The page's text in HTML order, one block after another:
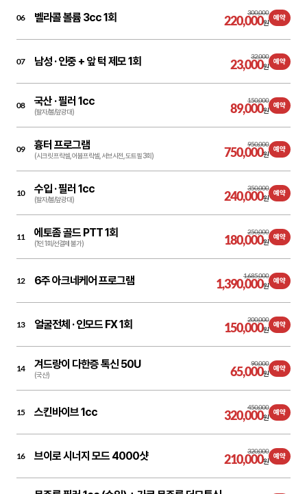
06 벨라콜 볼륨 3cc 1회 300,000
220,000원
예약
07 남성 ·인중 + 앞 턱 제모 1회 32,000
23,000원
예약
08 국산 ·필러 1cc
(팔자/볼/앞광대)
150,000
89,000원
예약
09 흉터 프로그램
(시크릿 프락셀, 어븀프락셀, 서브시전, 도트필 3회)
950,000
750,000원
예약
10 수입 ·필러 1cc
(팔자/볼/앞광대)
350,000
240,000원
예약
11 에토좀 골드 PTT 1회
(1인 1회/선결제 불가)
250,000
180,000원
예약
12 6주 아크네케어 프로그램 1,685,000
1,390,000원
예약
13 얼굴전체 ·인모드 FX 1회 200,000
150,000원
예약
14 겨드랑이 다한증 톡신 50U
(국산)
90,000
65,000원
예약
15 스킨바이브 1cc 450,000
320,000원
예약
16 브이로 시너지 모드 4000샷 320,000
210,000원
예약